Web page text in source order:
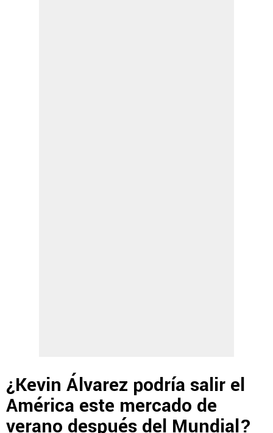
¿Kevin Álvarez podría salir el
América este mercado de
verano después del Mundial?